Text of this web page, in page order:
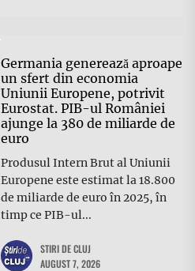
Germania generează aproape
un sfert din economia
Uniunii Europene, potrivit
Eurostat. PIB-ul României
ajunge la 380 de miliarde de
euro
Produsul Intern Brut al Uniunii
Europene este estimat la 18.800
de miliarde de euro în 2025, în
timp ce PIB-ul...
STIRI DE CLUJ
AUGUST 7, 2026